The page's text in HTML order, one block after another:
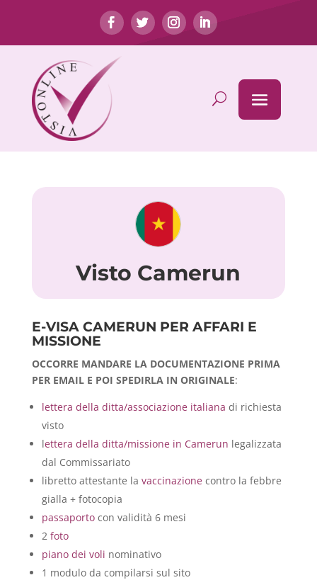
Visto Camerun
E-VISA CAMERUN PER AFFARI E
MISSIONE
OCCORRE MANDARE LA DOCUMENTAZIONE PRIMA
PER EMAIL E POI SPEDIRLA IN ORIGINALE:
lettera della ditta/associazione italiana di richiesta
visto
lettera della ditta/missione in Camerun legalizzata
dal Commissariato
libretto attestante la vaccinazionecontro la febbre
gialla + fotocopia
passaportocon validità 6 mesi
2foto
piano dei voli nominativo
1 modulo da compilarsi sul sito